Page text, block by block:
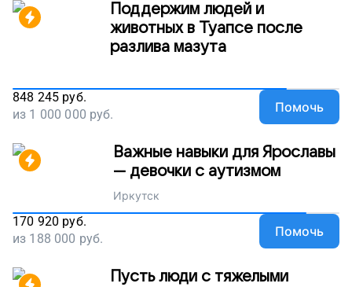
Поддержим людей и
животных в Туапсе после
разлива мазута
848 245 руб.
из 1 000 000 руб. Помочь
Важные навыки для Ярославы
— девочки с аутизмом
Иркутск
170 920 руб.
из 188 000 руб. Помочь
Пусть люди с тяжелыми